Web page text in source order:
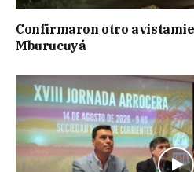
Confirmaron otro
Mburucuyá